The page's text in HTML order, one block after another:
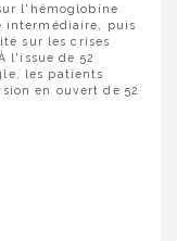
l'hémoglobine
intermédiaire, puis
sur les crises
l'issue de 52
les patients
en ouvert de 52